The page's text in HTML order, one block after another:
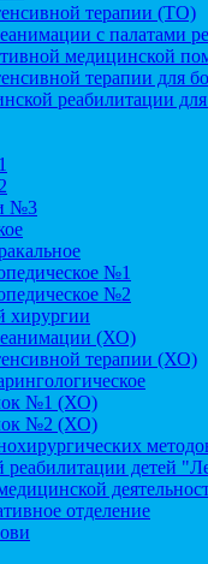
терапии (ТО)
с палатами
медицинской
терапии для
реабилитации
№3
№1
№2
хирургии
(ХО)
терапии (ХО)
№1 (ХО)
№2 (ХО)
детей
отделение